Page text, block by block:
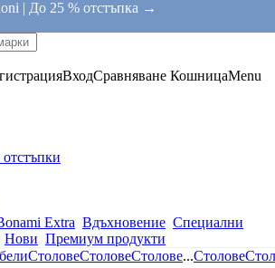
| До 25 % отстъпка →
ВходСравняване КошницаMenu
Extra Вдъхновение Специални
Нови Премиум продукти
СтоловеСтоловеСтолове...Столове